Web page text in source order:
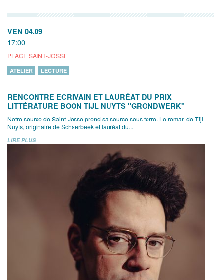
VEN 04.09
17:00
PLACE SAINT-JOSSE
ATELIER LECTURE
RENCONTRE ECRIVAIN ET LAURÉAT DU PRIX
LITTÉRATURE BOON TIJL NUYTS "GRONDWERK"
Notre source de Saint-Josse prend sa source sous terre. Le roman de Tijl
Nuyts, originaire de Schaerbeek et lauréat du...
LIRE PLUS